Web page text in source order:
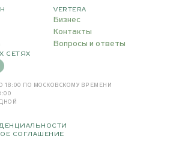
VERTERA
Бизнес
Контакты
Вопросы и ответы
СЕТЯХ
18:00
ПО МОСКОВСКОМУ ВРЕМЕНИ
СОГЛАШЕНИЕ